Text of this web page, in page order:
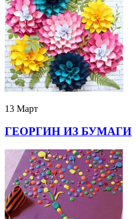
13 Март
ГЕОРГИН ИЗ БУМАГИ